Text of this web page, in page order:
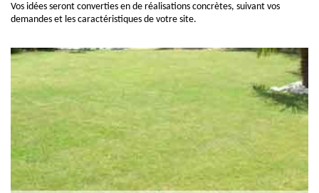
Vos idées seront converties en de réalisations concrètes, suivant vos
demandes et les caractéristiques de votre site.